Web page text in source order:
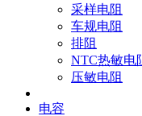
采样电阻
车规电阻
排阻
NTC热敏电
压敏电阻
电容